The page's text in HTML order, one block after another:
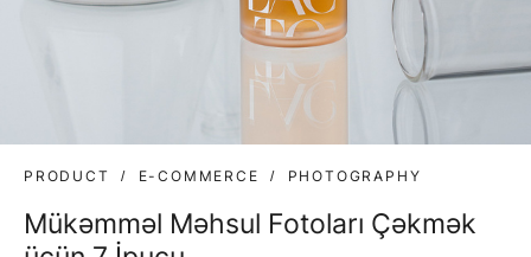
PRODUCT E-COMMERCE PHOTOGRAPHY
Mükəmməl Məhsul Fotoları Çəkmək